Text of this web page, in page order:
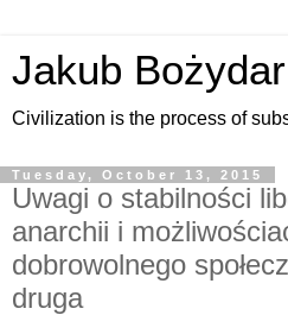
Jakub
Civilization is the process of
Tuesday, October 13, 2015
Uwagi o stabilności
anarchii i
dobrowolnego
druga